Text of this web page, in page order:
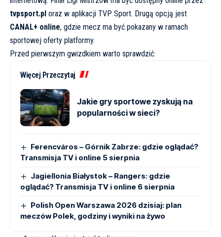
tvpsport.pl oraz w aplikacji TVP Sport. Drugą opcją jest
CANAL+ online, gdzie mecz ma być pokazany w ramach
sportowej oferty platformy.
Przed pierwszym gwizdkiem warto sprawdzić:
Więcej Przeczytaj
Jakie gry sportowe zyskują na
popularności w sieci?
Ferencváros – Górnik Zabrze: gdzie oglądać?
Transmisja TV i online 5 sierpnia
Jagiellonia Białystok – Rangers: gdzie
oglądać? Transmisja TV i online 6 sierpnia
Polish Open Warszawa 2026 dzisiaj: plan
meczów Polek, godziny i wyniki na żywo